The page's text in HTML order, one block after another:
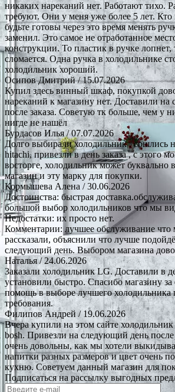
никаких нареканий нет. Работают тихо.
требуют. Они у меня уже более 5 лет. Кто
будьте готовы через это время менять
заменил. Это самое не отработанное
конструкции. То пластик в ручке
сломается. Одна ручка в холодильнике
холодильник хороший.
Осипов Дмитрий/ 15.07.2026
Купил здесь винный шкаф, покупкой
нареканий к магазину нет. Доставили
после заказа. Советую тк больше, чем у
нигде не нашёл
Бурдасов Илья/ 07.07.2026
Долго выбирали холодильник , сошлись
hitachi, привезли в день заказа , с этого
восторге, холодильник может буквально
магазин и эту марку для покупки.
Кормышева Алена / 30.06.2026
Достоинства: быстрая
большой выбор холодильников что мы
Недостатки: их просто нет.
Комментарии: лучшее обслуживание что
рассказали, объяснили что лучше
следующий день. Выбором магазина
Наталья/ 24.06.2026
Заказали холодильник LG. Доставили в
установили быстро. Спасибо магазину за
помощь в выборе лучшего
требования.
Филипов Андрей/ 19.06.2026
Вчера купили на этом сайте
bosh. Привезли на следующий день после
очень довольны, как мы хотели
напитки разных размеров и цвет очень
кухню. Советуем данный магазин для
Подписаться на рассылку выгодных